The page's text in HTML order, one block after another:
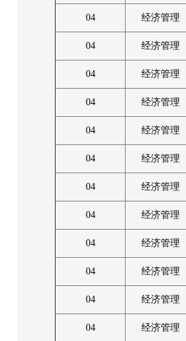
04 经济管理
04 经济管理
04 经济管理
04 经济管理
04 经济管理
04 经济管理
04 经济管理
04 经济管理
04 经济管理
04 经济管理
04 经济管理
04 经济管理